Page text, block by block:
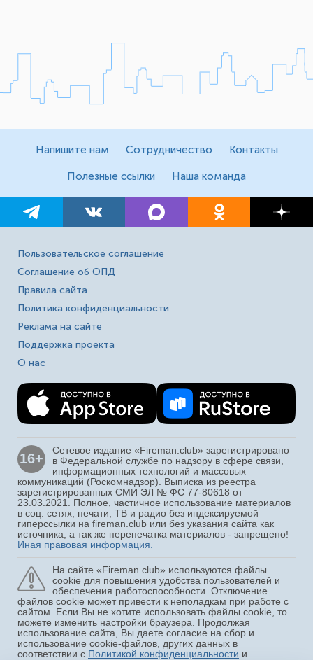
Напишите нам Сотрудничество Контакты
Полезные ссылки Наша команда
Пользовательское соглашение
Соглашение об ОПД
Правила сайта
Политика конфиденциальности
Реклама на сайте
Поддержка проекта
О нас
16+
Сетевое издание «Fireman.club» зарегистрировано
в Федеральной службе по надзору в сфере связи,
информационных технологий и массовых
коммуникаций (Роскомнадзор). Выписка из реестра
зарегистрированных СМИ ЭЛ № ФС 77-80618 от
23.03.2021. Полное, частичное использование материалов
в соц. сетях, печати, ТВ и радио без индексируемой
гиперссылки на fireman.club или без указания сайта как
источника, а так же перепечатка материалов - запрещено!
Иная правовая информация.
На сайте «Fireman.club» используются файлы
cookie для повышения удобства пользователей и
обеспечения работоспособности. Отключение
файлов cookie может привести к неполадкам при работе с
сайтом. Если Вы не хотите использовать файлы cookie, то
можете изменить настройки браузера. Продолжая
использование сайта, Вы даете согласие на сбор и
использование cookie-файлов, других данных в
соответствии с Политикой конфиденциальности и